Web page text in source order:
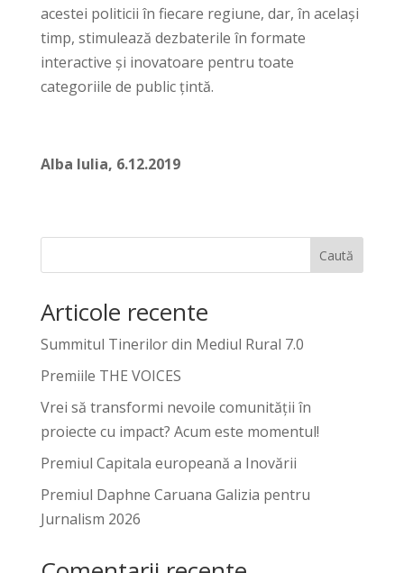
acestei politicii în fiecare regiune, dar, în același
timp, stimulează dezbaterile în formate
interactive și inovatoare pentru toate
categoriile de public țintă.
Alba Iulia, 6.12.2019
Caută
Articole recente
Summitul Tinerilor din Mediul Rural 7.0
Premiile THE VOICES
Vrei să transformi nevoile comunității în
proiecte cu impact? Acum este momentul!
Premiul Capitala europeană a Inovării
Premiul Daphne Caruana Galizia pentru
Jurnalism 2026